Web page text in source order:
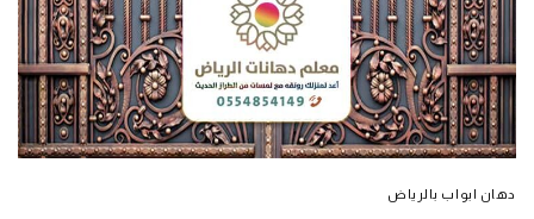
دهان ابواب بالرياض